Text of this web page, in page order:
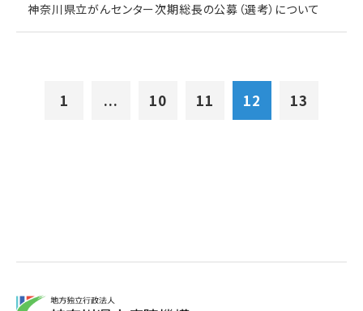
神奈川県立がんセンター次期総長の公募（選考）について
1 ... 10 11 12 13